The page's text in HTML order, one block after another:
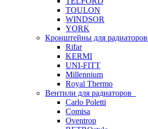
TOULON
WINDSOR
YORK
Кронштейны для радиаторов
Rifar
KERMI
UNI-FITT
Millennium
Royal Thermo
Вентили для радиаторов
Carlo Poletti
Comisa
Oventrop